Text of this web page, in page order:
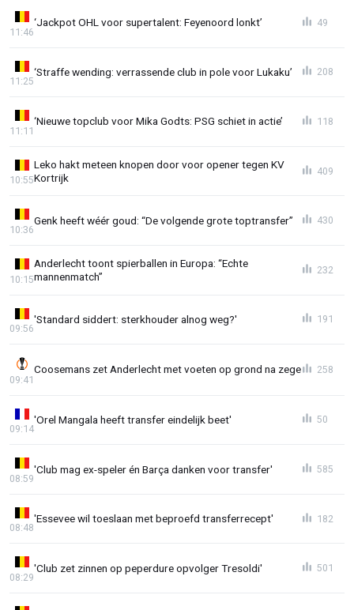
‘Jackpot OHL voor supertalent: Feyenoord lonkt’
11:46
49
‘Straffe wending: verrassende club in pole voor Lukaku’
11:25
208
‘Nieuwe topclub voor Mika Godts: PSG schiet in actie’
11:11
118
Leko hakt meteen knopen door voor opener tegen KV
Kortrijk
10:55
409
Genk heeft wéér goud: “De volgende grote toptransfer”
10:36
430
Anderlecht toont spierballen in Europa: “Echte
mannenmatch”
10:15
232
'Standard siddert: sterkhouder alnog weg?'
09:56
191
Coosemans zet Anderlecht met voeten op grond na zege
09:41
258
'Orel Mangala heeft transfer eindelijk beet'
09:14
50
'Club mag ex-speler én Barça danken voor transfer'
08:59
585
'Essevee wil toeslaan met beproefd transferrecept'
08:48
182
'Club zet zinnen op peperdure opvolger Tresoldi'
08:29
501